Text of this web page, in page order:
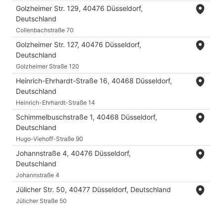
Golzheimer Str. 129, 40476 Düsseldorf,
Deutschland
Collenbachstraße 70
Golzheimer Str. 127, 40476 Düsseldorf,
Deutschland
Golzheimer Straße 120
Heinrich-Ehrhardt-Straße 16, 40468 Düsseldorf,
Deutschland
Heinrich-Ehrhardt-Straße 14
Schimmelbuschstraße 1, 40468 Düsseldorf,
Deutschland
Hugo-Viehoff-Straße 90
Johannstraße 4, 40476 Düsseldorf,
Deutschland
Johannstraße 4
Jülicher Str. 50, 40477 Düsseldorf, Deutschland
Jülicher Straße 50